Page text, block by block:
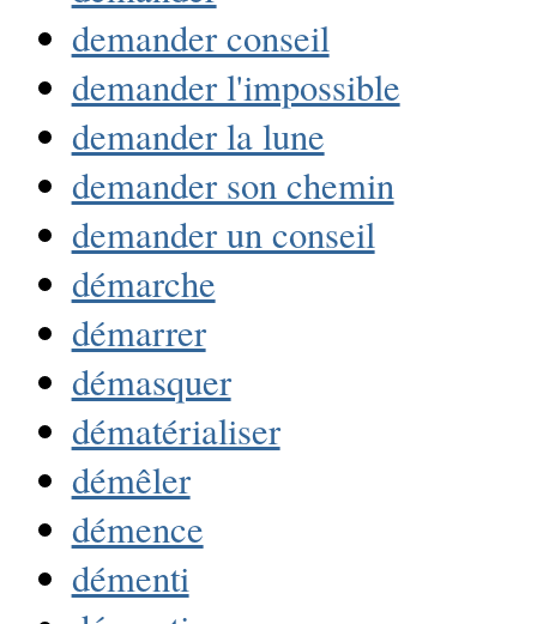
demander conseil
demander l'impossible
demander la lune
demander son chemin
demander un conseil
démarche
démarrer
démasquer
dématérialiser
démêler
démence
démenti